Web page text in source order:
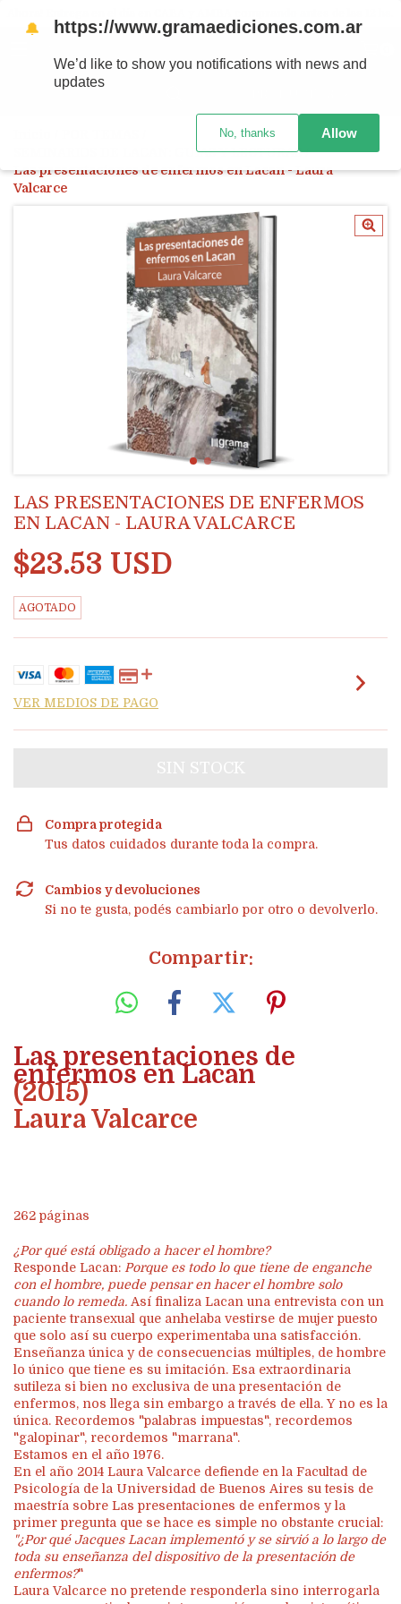
SEMINARIOS DE LACAN: GUÍAS Y LECTURAS /
Las presentaciones de enfermos en Lacan - Laura
Valcarce
LAS PRESENTACIONES DE ENFERMOS
EN LACAN - LAURA VALCARCE
$23.53 USD
AGOTADO
VER MEDIOS DE PAGO
Compra protegida
Tus datos cuidados durante toda la compra.
Cambios y devoluciones
Si no te gusta, podés cambiarlo por otro o devolverlo.
Compartir:
Las presentaciones de
enfermos en Lacan
(2015)
Laura Valcarce
262 páginas
¿Por qué está obligado a hacer el hombre?
Responde Lacan: Porque es todo lo que tiene de enganche
con el hombre, puede pensar en hacer el hombre solo
cuando lo remeda. Así finaliza Lacan una entrevista con un
paciente transexual que anhelaba vestirse de mujer puesto
que solo así su cuerpo experimentaba una satisfacción.
Enseñanza única y de consecuencias múltiples, de hombre
lo único que tiene es su imitación. Esa extraordinaria
sutileza si bien no exclusiva de una presentación de
enfermos, nos llega sin embargo a través de ella. Y no es la
única. Recordemos "palabras impuestas", recordemos
"galopinar", recordemos "marrana".
Estamos en el año 1976.
En el año 2014 Laura Valcarce defiende en la Facultad de
Psicología de la Universidad de Buenos Aires su tesis de
maestría sobre Las presentaciones de enfermos y la
primer pregunta que se hace es simple no obstante crucial:
"¿Por qué Jacques Lacan implementó y se sirvió a lo largo de
toda su enseñanza del dispositivo de la presentación de
enfermos?"
Laura Valcarce no pretende responderla sino interrogarla
🔔 https://www.gramaediciones.com.ar
We’d like to show you notifications with news and
updates
No, thanks Allow